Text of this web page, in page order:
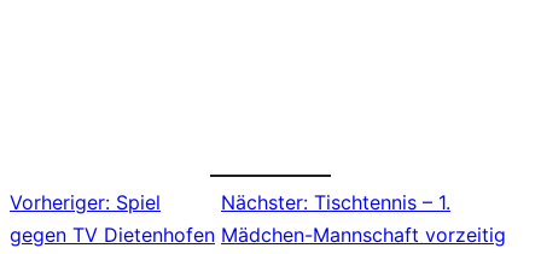
Vorheriger: Spiel
gegen TV Dietenhofen
Nächster: Tischtennis – 1.
Mädchen-Mannschaft vorzeitig